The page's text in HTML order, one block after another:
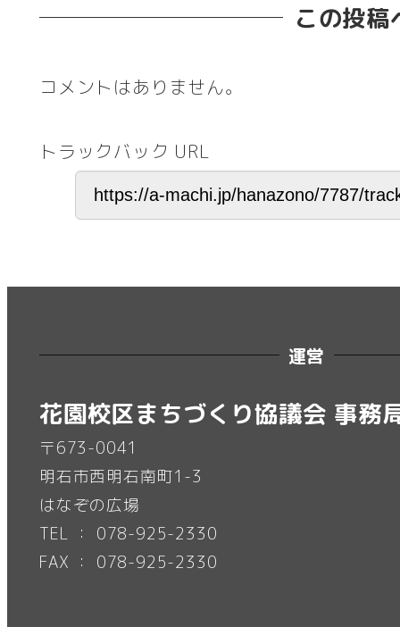
この投
コメントはありません。
トラックバック URL
運営
花園校区まちづくり協議会 事務
〒673-0041
明石市西明石南町1-3
はなぞの広場
TEL ： 078-925-2330
FAX ： 078-925-2330